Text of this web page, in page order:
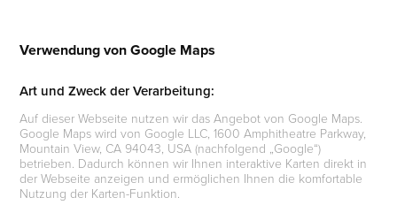
Verwendung von Google Maps
Art und Zweck der Verarbeitung:
Auf dieser Webseite nutzen wir das Angebot von Google Maps.
Google Maps wird von Google LLC, 1600 Amphitheatre Parkway,
Mountain View, CA 94043, USA (nachfolgend „Google“)
betrieben. Dadurch können wir Ihnen interaktive Karten direkt in
der Webseite anzeigen und ermöglichen Ihnen die komfortable
Nutzung der Karten-Funktion.